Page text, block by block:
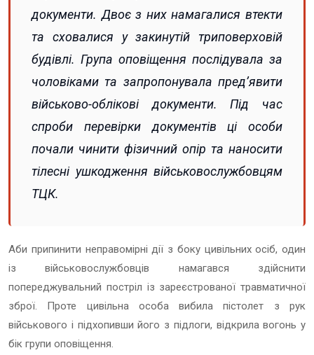
документи. Двоє з них намагалися втекти
та сховалися у закинутій триповерховій
будівлі. Група оповіщення послідувала за
чоловіками та запропонувала предʼявити
військово-облікові документи. Під час
спроби перевірки документів ці особи
почали чинити фізичний опір та наносити
тілесні ушкодження військовослужбовцям
ТЦК.
Аби припинити неправомірні дії з боку цивільних осіб, один
із військовослужбовців намагався здійснити
попереджувальний постріл із зареєстрованої травматичної
зброї. Проте цивільна особа вибила пістолет з рук
військового і підхопивши його з підлоги, відкрила вогонь у
бік групи оповіщення.